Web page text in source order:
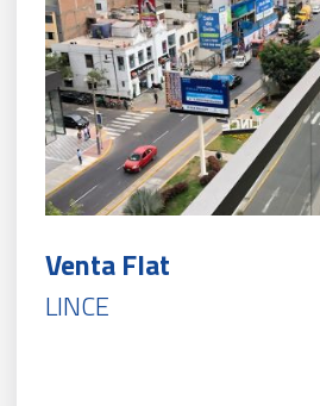
Venta Flat
LINCE